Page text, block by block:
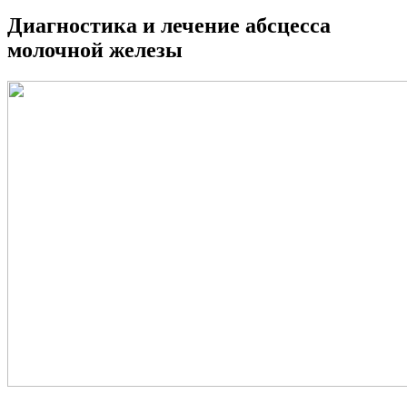
Диагностика и лечение абсцесса
молочной железы